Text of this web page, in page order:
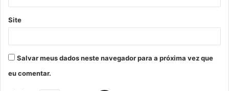
Site
Salvar meus dados neste navegador para a próxima vez que
eu comentar.